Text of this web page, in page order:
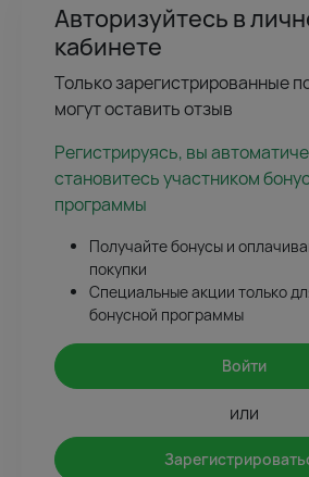
Авторизуйтесь в
кабинете
Только зарегистрированные
могут оставить отзыв
Регистрируясь, вы
становитесь участником
программы
Получайте бонусы и
покупки
Специальные акции только
бонусной программы
Войти
или